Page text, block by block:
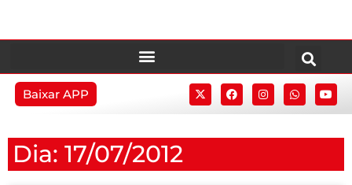
Baixar APP
Dia: 17/07/2012